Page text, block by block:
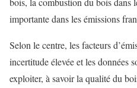
importante dans les émissions
Selon le centre, les facteurs
incertitude élevée et les données
exploiter, à savoir la qualité du